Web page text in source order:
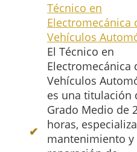
Técnico en
Electromecánica
Vehículos
El Técnico en
Electromecánica
Vehículos
es una titulación
Grado Medio de
horas,
mantenimiento y